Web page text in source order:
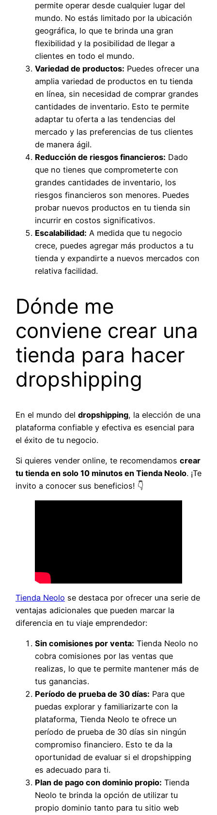
permite operar desde cualquier lugar del
mundo. No estás limitado por la ubicación
geográfica, lo que te brinda una gran
flexibilidad y la posibilidad de llegar a
clientes en todo el mundo.
Variedad de productos: Puedes ofrecer una
amplia variedad de productos en tu tienda
en línea, sin necesidad de comprar grandes
cantidades de inventario. Esto te permite
adaptar tu oferta a las tendencias del
mercado y las preferencias de tus clientes
de manera ágil.
Reducción de riesgos financieros: Dado
que no tienes que comprometerte con
grandes cantidades de inventario, los
riesgos financieros son menores. Puedes
probar nuevos productos en tu tienda sin
incurrir en costos significativos.
Escalabilidad: A medida que tu negocio
crece, puedes agregar más productos a tu
tienda y expandirte a nuevos mercados con
relativa facilidad.
Dónde me
conviene crear una
tienda para hacer
dropshipping
En el mundo del dropshipping, la elección de una
plataforma confiable y efectiva es esencial para
el éxito de tu negocio.
Si quieres vender online, te recomendamos crear
tu tienda en solo 10 minutos en Tienda Neolo. ¡Te
invito a conocer sus beneficios! 👇
Tienda Neolo se destaca por ofrecer una serie de
ventajas adicionales que pueden marcar la
diferencia en tu viaje emprendedor:
Sin comisiones por venta: Tienda Neolo no
cobra comisiones por las ventas que
realizas, lo que te permite mantener más de
tus ganancias.
Período de prueba de 30 días: Para que
puedas explorar y familiarizarte con la
plataforma, Tienda Neolo te ofrece un
período de prueba de 30 días sin ningún
compromiso financiero. Esto te da la
oportunidad de evaluar si el dropshipping
es adecuado para ti.
Plan de pago con dominio propio: Tienda
Neolo te brinda la opción de utilizar tu
propio dominio tanto para tu sitio web